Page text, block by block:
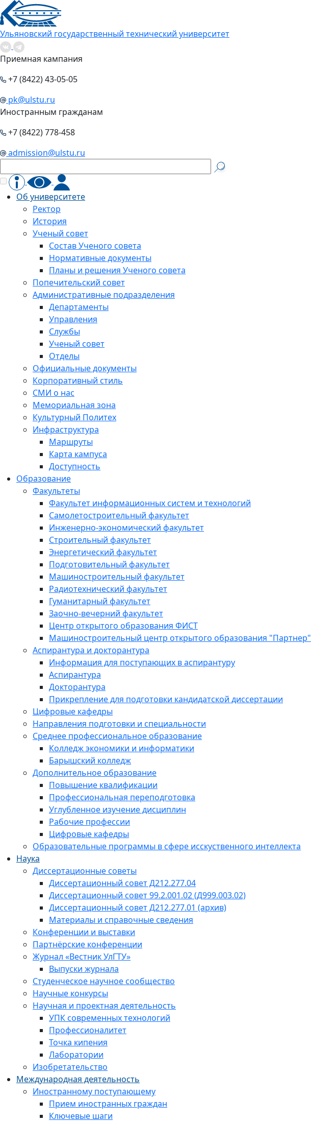
Ульяновский государственный технический университет
Приемная кампания
+7 (8422) 43-05-05
pk@ulstu.ru
Иностранным гражданам
+7 (8422) 778-458
admission@ulstu.ru
Об университете
Ректор
История
Ученый совет
Состав Ученого совета
Нормативные документы
Планы и решения Ученого совета
Попечительский совет
Административные подразделения
Департаменты
Управления
Службы
Ученый совет
Отделы
Официальные документы
Корпоративный стиль
СМИ о нас
Мемориальная зона
Культурный Политех
Инфраструктура
Маршруты
Карта кампуса
Доступность
Образование
Факультеты
Факультет информационных систем и технологий
Самолетостроительный факультет
Инженерно-экономический факультет
Строительный факультет
Энергетический факультет
Подготовительный факультет
Машиностроительный факультет
Радиотехнический факультет
Гуманитарный факультет
Заочно-вечерний факультет
Центр открытого образования ФИСТ
Машиностроительный центр открытого образования "Партнер"
Аспирантура и докторантура
Информация для поступающих в аспирантуру
Аспирантура
Докторантура
Прикрепление для подготовки кандидатской диссертации
Цифровые кафедры
Направления подготовки и специальности
Среднее профессиональное образование
Колледж экономики и информатики
Барышский колледж
Дополнительное образование
Повышение квалификации
Профессиональная переподготовка
Углубленное изучение дисциплин
Рабочие профессии
Цифровые кафедры
Образовательные программы в сфере исскуственного интеллекта
Наука
Диссертационные советы
Диссертационный совет Д212.277.04
Диссертационный совет 99.2.001.02 (Д999.003.02)
Диссертационный совет Д212.277.01 (архив)
Материалы и справочные сведения
Конференции и выставки
Партнёрские конференции
Журнал «Вестник УлГТУ»
Выпуски журнала
Студенческое научное сообщество
Научные конкурсы
Научная и проектная деятельность
УПК современных технологий
Профессионалитет
Точка кипения
Лаборатории
Изобретательство
Международная деятельность
Иностранному поступающему
Прием иностранных граждан
Ключевые шаги